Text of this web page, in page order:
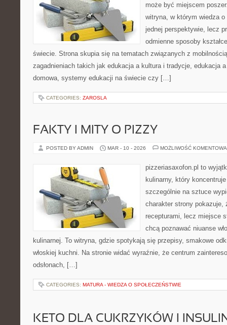
może być miejscem
witryna, w którym wiedza
jednej perspektywie, lecz
odmienne sposoby
świecie. Strona skupia się na tematach związanych z
zagadnieniach takich jak edukacja a kultura i tradycje, edukacja
domowa, systemy edukacji na świecie czy […]
CATEGORIES: ZAROSLA
FAKTY I MITY O PIZZY
POSTED BY ADMIN MAR - 10 - 2026 MOŻLIWOŚĆ
pizzeriasaxofon.pl to
kulinarny, który
szczególnie na sztuce
charakter strony
recepturami, lecz miejsce
chcą poznawać niuanse
kulinarnej. To witryna, gdzie spotykają się przepisy, smakowe
włoskiej kuchni. Na stronie widać wyraźnie, że centrum
odsłonach, […]
CATEGORIES: MATURA - WIEDZA O SPOŁECZEŃSTWIE
KETO DLA CUKRZYKÓW I